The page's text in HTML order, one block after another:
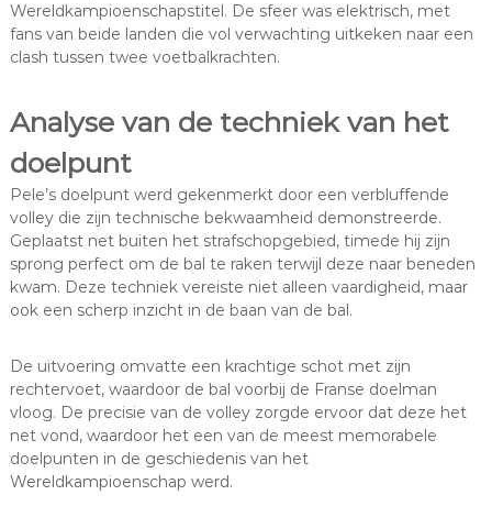
Wereldkampioenschapstitel. De sfeer was elektrisch, met
fans van beide landen die vol verwachting uitkeken naar een
clash tussen twee voetbalkrachten.
Analyse van de techniek van het
doelpunt
Pele’s doelpunt werd gekenmerkt door een verbluffende
volley die zijn technische bekwaamheid demonstreerde.
Geplaatst net buiten het strafschopgebied, timede hij zijn
sprong perfect om de bal te raken terwijl deze naar beneden
kwam. Deze techniek vereiste niet alleen vaardigheid, maar
ook een scherp inzicht in de baan van de bal.
De uitvoering omvatte een krachtige schot met zijn
rechtervoet, waardoor de bal voorbij de Franse doelman
vloog. De precisie van de volley zorgde ervoor dat deze het
net vond, waardoor het een van de meest memorabele
doelpunten in de geschiedenis van het
Wereldkampioenschap werd.